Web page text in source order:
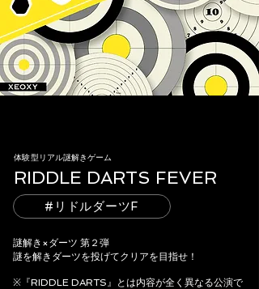
体験型リアル謎解きゲーム
RIDDLE DARTS FEVER
謎解き×ダーツ 第２弾
謎を解きダーツを投げてクリアを目指せ！
※『RIDDLE DARTS』とは内容が全く異なる公演で
#リドルダーツF